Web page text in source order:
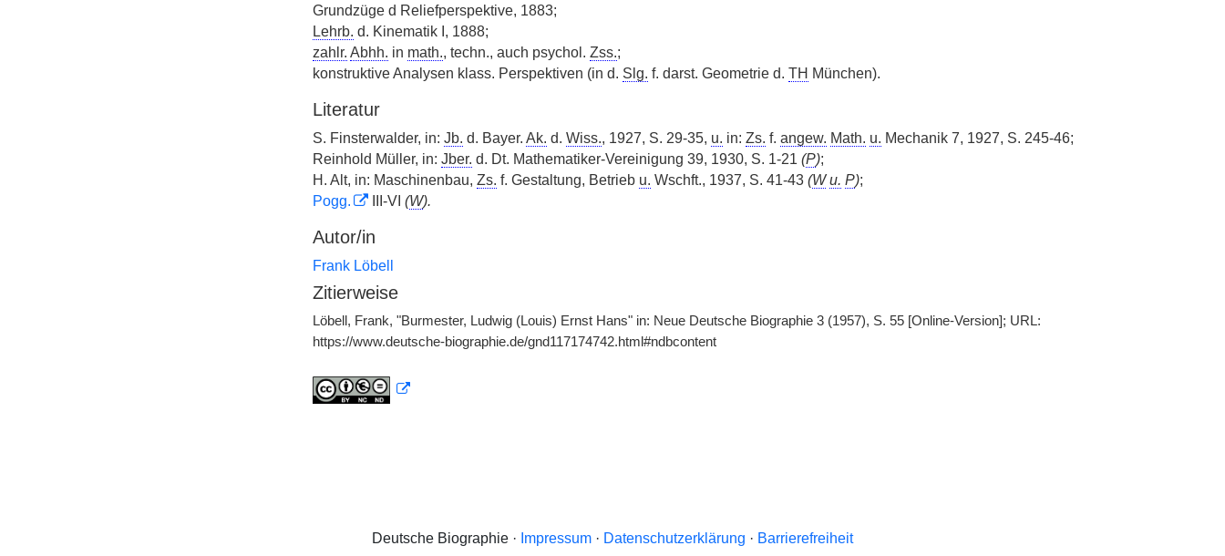
Grundzüge d Reliefperspektive, 1883;
Lehrb. d. Kinematik I, 1888;
zahlr. Abhh. in math., techn., auch psychol. Zss.;
konstruktive Analysen klass. Perspektiven (in d. Slg. f. darst. Geometrie d. TH München).
Literatur
S. Finsterwalder, in: Jb. d. Bayer. Ak. d. Wiss., 1927, S. 29-35, u. in: Zs. f. angew. Math. u. Mechanik 7, 1927, S. 245-46;
Reinhold Müller, in: Jber. d. Dt. Mathematiker-Vereinigung 39, 1930, S. 1-21 (P);
H. Alt, in: Maschinenbau, Zs. f. Gestaltung, Betrieb u. Wschft., 1937, S. 41-43 (W u. P);
Pogg.
III-VI (W).
Autor/in
Frank Löbell
Zitierweise
Löbell, Frank, "Burmester, Ludwig (Louis) Ernst Hans" in: Neue Deutsche Biographie 3 (1957), S. 55 [Online-Version]; URL:
https://www.deutsche-biographie.de/gnd117174742.html#ndbcontent
Deutsche Biographie · Impressum · Datenschutzerklärung · Barrierefreiheit